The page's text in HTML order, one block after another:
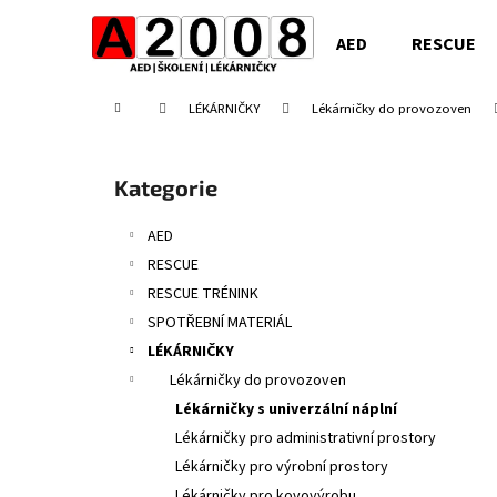
AED RESCUE
Domů LÉKÁRNIČKY Lékárničky do provozoven
Přeskočit
kategorie
Kategorie
AED
RESCUE
RESCUE TRÉNINK
SPOTŘEBNÍ MATERIÁL
LÉKÁRNIČKY
Lékárničky do provozoven
Lékárničky s univerzální náplní
Lékárničky pro administrativní prostory
Lékárničky pro výrobní prostory
Zpět
Zpět